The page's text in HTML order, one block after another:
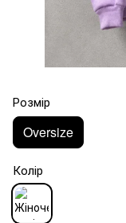
Розмір
Oversize
Колір